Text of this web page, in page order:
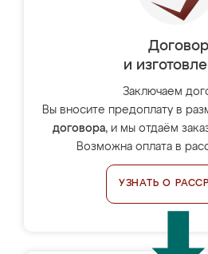
Договор
и
Заключаем
Вы вносите предоплату в
договора, и мы отдаём
Возможна оплата в
УЗНАТЬ О